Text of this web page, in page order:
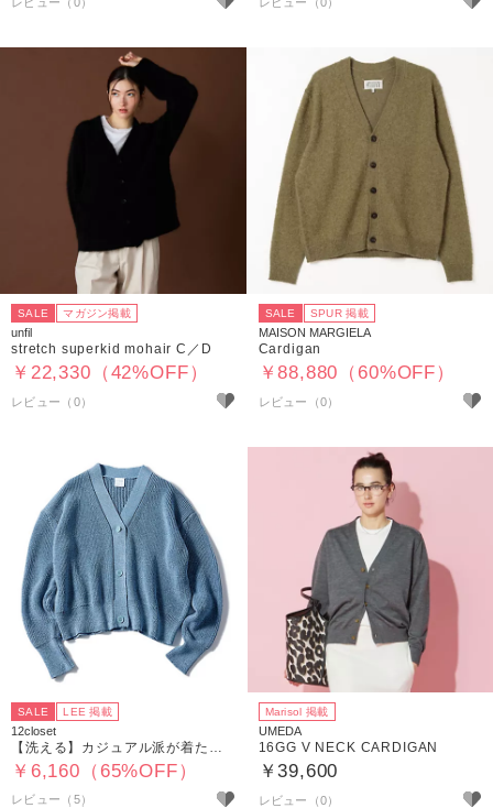
SALE マガジン掲載
unfil
stretch superkid mohair C／D
￥22,330（42%OFF）
SALE SPUR 掲載
MAISON MARGIELA
Cardigan
￥88,880（60%OFF）
SALE LEE 掲載
12closet
【洗える】カジュアル派が着たいラメカーディガン
￥6,160（65%OFF）
レビュー（5）
Marisol 掲載
UMEDA
16GG V NECK CARDIGAN
￥39,600